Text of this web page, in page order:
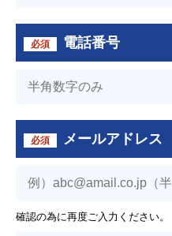
必須 電話番号
必須 メールアドレス
確認の為に再度ご入力ください。